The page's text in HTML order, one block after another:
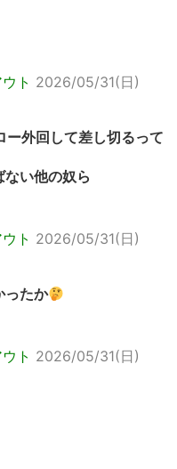
ト 2026/05/31(日)
ー外回して差し切るって
ない他の奴ら
ト 2026/05/31(日)
ったか
ト 2026/05/31(日)